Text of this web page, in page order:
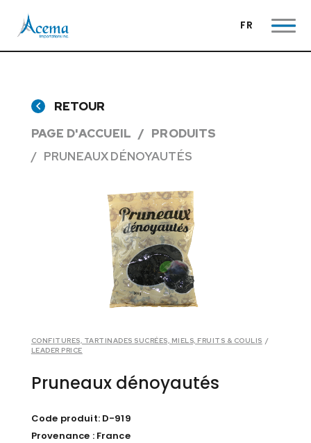
FR
RETOUR
PAGE D'ACCUEIL
PRODUITS
PRUNEAUX DÉNOYAUTÉS
CONFITURES, TARTINADES SUCRÉES, MIELS, FRUITS & COULIS /
LEADER PRICE
Pruneaux dénoyautés
Code produit: D-919
Provenance : France